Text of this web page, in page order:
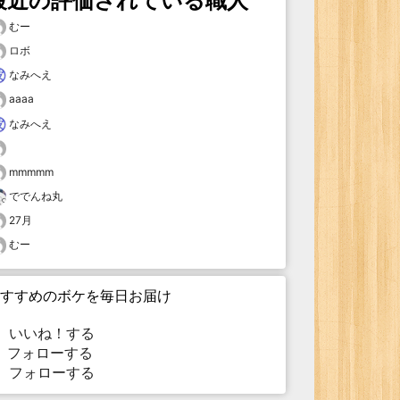
むー
ロボ
なみへえ
aaaa
なみへえ
mmmmm
ででんね丸
27月
むー
すめのボケを毎日お届け
いいね！する
ォローする
フォローする